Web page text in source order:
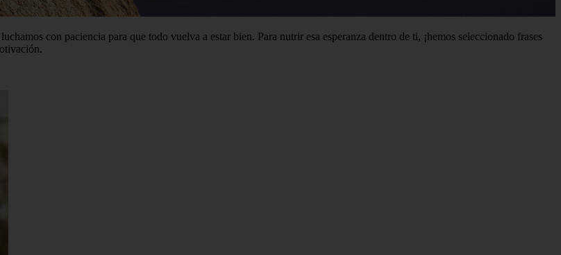
con paciencia para que todo vuelva a estar bien. Para nutrir esa esperanza dentro de ti, ¡hemos seleccionado frases